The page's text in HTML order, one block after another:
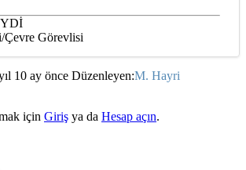
Çevre Görevlisi
10 ay önce Düzenleyen:M. Hayri
için Giriş ya da Hesap açın.